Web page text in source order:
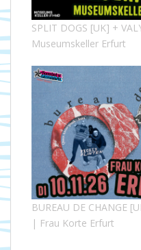
SPLIT DOGS [UK] +
Museumskeller Erfurt
BUREAU DE CHANGE
| Frau Korte Erfurt